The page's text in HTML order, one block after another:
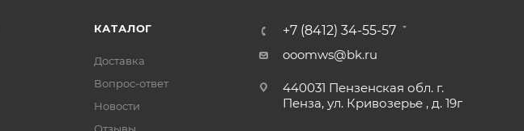
КАТАЛОГ
Доставка
Вопрос-ответ
Новости
+7 (8412) 34-55-57
ooomws@bk.ru
440031 Пензенская обл. г.
Пенза, ул. Кривозерье , д. 19г